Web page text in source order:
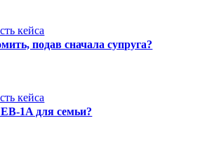
кейса
подав сначала супруга?
кейса
1A для семьи?